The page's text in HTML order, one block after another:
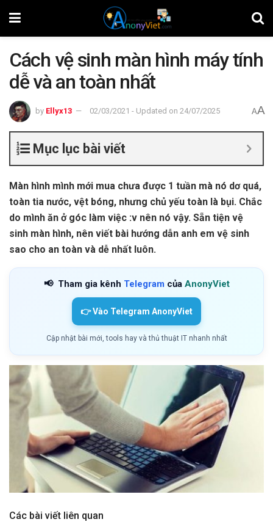
Cách vệ sinh màn hình máy tính
dễ và an toàn nhất
by Ellyx13 02/03/2021 - Updated on 24/07/2025 AA
Mục lục bài viết
Màn hình mình mới mua chưa được 1 tuần mà nó dơ quá,
toàn tia nước, vệt bóng, nhưng chủ yếu toàn là bụi. Chắc
do mình ăn ở góc làm việc :v nên nó vậy. Sẵn tiện vệ
sinh màn hình, nên viết bài hướng dẫn anh em vệ sinh
sao cho an toàn và dễ nhất luôn.
📢 Tham gia kênh Telegram của AnonyViet
👉 Vào Telegram AnonyViet
Cập nhật bài mới, tools hay và thủ thuật IT nhanh nhất
Các bài viết liên quan